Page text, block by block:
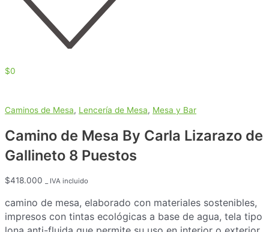
$0
Caminos de Mesa, Lencería de Mesa, Mesa y Bar
Camino de Mesa By Carla Lizarazo de
Gallineto 8 Puestos
$418.000 _ IVA incluido
camino de mesa, elaborado con materiales sostenibles,
impresos con tintas ecológicas a base de agua, tela tipo